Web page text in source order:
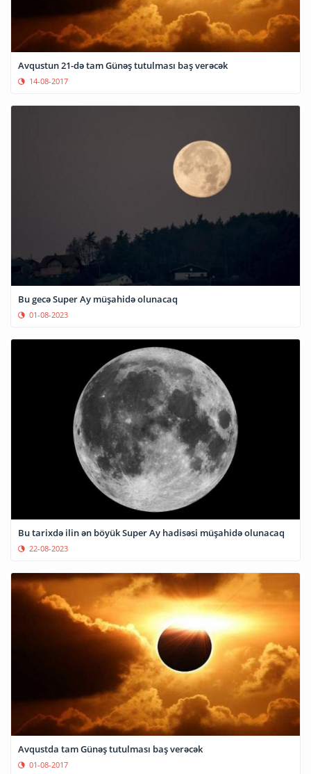
Avqustun 21-də tam Günəş tutulması baş verəcək
14-08-2017
Bu gecə Super Ay müşahidə olunacaq
01-08-2023
Bu tarixdə ilin ən böyük Super Ay hadisəsi müşahidə olunacaq
22-08-2023
Avqustda tam Günəş tutulması baş verəcək
01-08-2017